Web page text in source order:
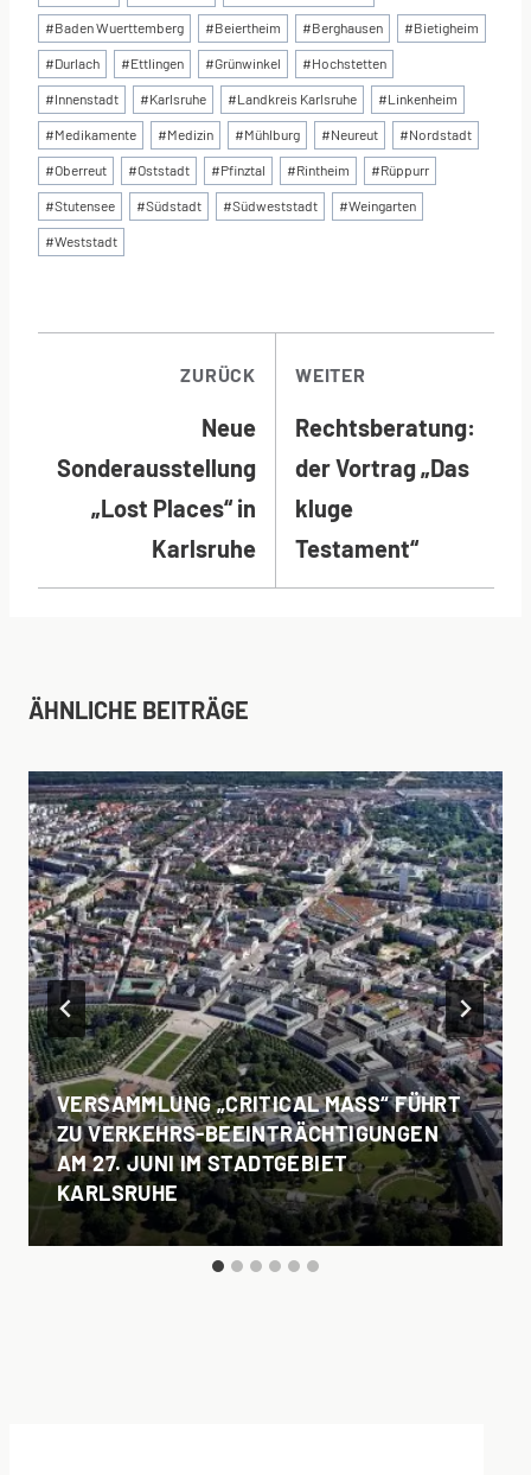
#Baden Wuerttemberg #Beiertheim #Berghausen #Bietigheim
#Durlach #Ettlingen #Grünwinkel #Hochstetten
#Innenstadt #Karlsruhe #Landkreis Karlsruhe #Linkenheim
#Medikamente #Medizin #Mühlburg #Neureut #Nordstadt
#Oberreut #Oststadt #Pfinztal #Rintheim #Rüppurr
#Stutensee #Südstadt #Südweststadt #Weingarten
#Weststadt
ZURÜCK
Neue
Sonderausstellung
„Lost Places“ in
Karlsruhe
WEITER
Rechtsberatung:
der Vortrag „Das
kluge
Testament“
ÄHNLICHE BEITRÄGE
VERSAMMLUNG „CRITICAL MASS“ FÜHRT
ZU VERKEHRS-BEEINTRÄCHTIGUNGEN
AM 27. JUNI IM STADTGEBIET
KARLSRUHE